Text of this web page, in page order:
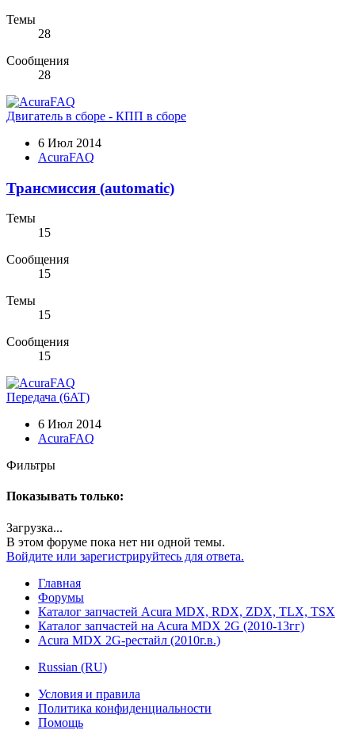
Темы
28
Сообщения
28
Двигатель в сборе - КПП в сборе
6 Июл 2014
AcuraFAQ
Трансмиссия (automatic)
Темы
15
Сообщения
15
Темы
15
Сообщения
15
Передача (6AT)
6 Июл 2014
AcuraFAQ
Фильтры
Показывать только:
Загрузка...
В этом форуме пока нет ни одной темы.
Войдите или зарегистрируйтесь для ответа.
Главная
Форумы
Каталог запчастей Acura MDX, RDX, ZDX, TLX, TSX
Каталог запчастей на Acura MDX 2G (2010-13гг)
Acura MDX 2G-рестайл (2010г.в.)
Russian (RU)
Условия и правила
Политика конфиденциальности
Помощь